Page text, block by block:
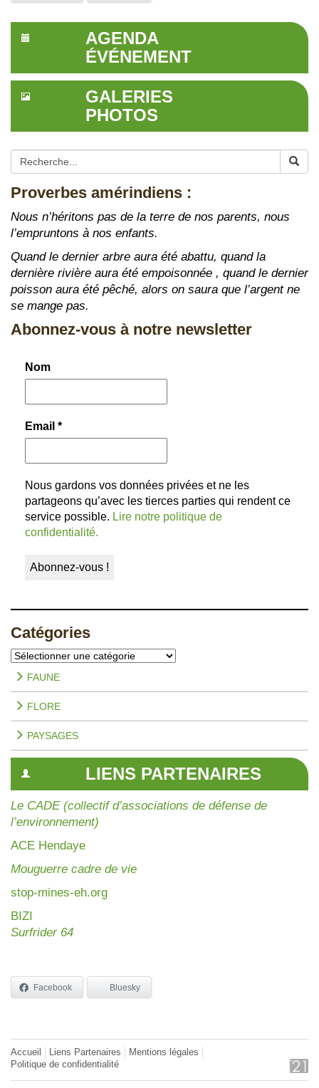
AGENDA
ÉVÉNEMENT
GALERIES
PHOTOS
Proverbes amérindiens :
Nous n’héritons pas de la terre de nos parents, nous
l’empruntons à nos enfants.
Quand le dernier arbre aura été abattu, quand la
dernière rivière aura été empoisonnée , quand le dernier
poisson aura été pêché, alors on saura que l’argent ne
se mange pas.
Abonnez-vous à notre newsletter
Nom
Email *
Nous gardons vos données privées et ne les
partageons qu’avec les tierces parties qui rendent ce
service possible. Lire notre politique de
confidentialité.
Catégories
Catégories
FAUNE
FLORE
PAYSAGES
LIENS PARTENAIRES
Le CADE (collectif d’associations de défense de
l’environnement)
ACE Hendaye
Mouguerre cadre de vie
stop-mines-eh.org
BIZI
Surfrider 64
Facebook Bluesky
Accueil Liens Partenaires
Mentions légales
Politique de confidentialité